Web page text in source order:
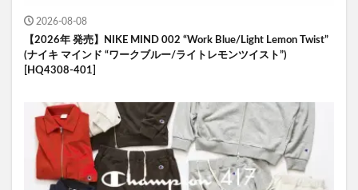
2026-08-08
【2026年 発売】NIKE MIND 002 “Work Blue/Light Lemon Twist”
(ナイキ マインド “ワークブルー/ライトレモンツイスト”)
[HQ4308-401]